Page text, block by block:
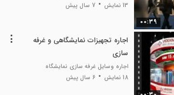
00:39
13 نمایش
7 سال پیش
اجاره تجهیزات نمایشگاهی و غرفه
سازی
اجاره وسایل غرفه سازی نمایشگاه
18 نمایش
6 سال پیش